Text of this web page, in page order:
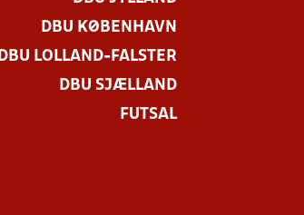
DBU KØBENHAVN
DBU LOLLAND-FALSTER
DBU SJÆLLAND
FUTSAL